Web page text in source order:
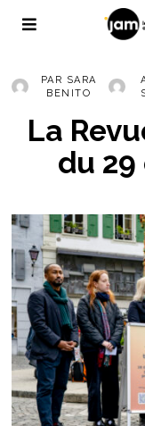
PAR SARA
BENITO
La
du